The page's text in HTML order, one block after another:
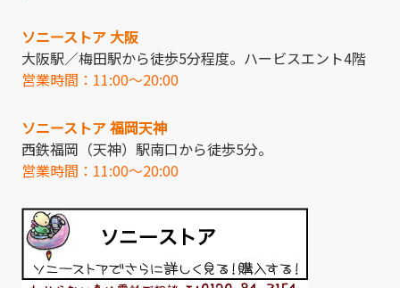
ソニーストア 大阪
大阪駅／梅田駅から徒歩5分程度。ハービスエント4階
営業時間：11:00～20:00
ソニーストア 福岡天神
西鉄福岡（天神）駅南口から徒歩5分。
営業時間：11:00～20:00